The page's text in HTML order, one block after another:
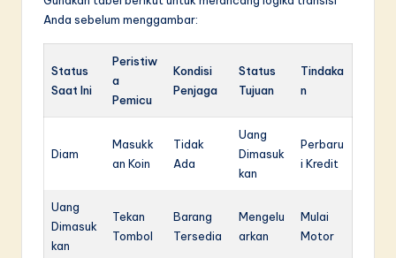
Anda sebelum menggambar:
Status
Saat Ini
Peristiw
a
Pemicu
Kondisi
Penjaga
Status
Tujuan
Tindaka
n
Diam
Masukk
an Koin
Tidak
Ada
Uang
Dimasuk
kan
Perbaru
i Kredit
Uang
Dimasuk
kan
Tekan
Tombol
Barang
Tersedia
Mengelu
arkan
Mulai
Motor